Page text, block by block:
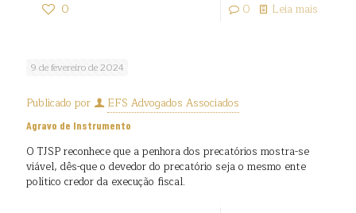
0 0 Leia mais
9 de fevereiro de 2024
Publicado por EFS Advogados Associados
Agravo de Instrumento
O TJSP reconhece que a penhora dos precatórios mostra-se
viável, dês-que o devedor do precatório seja o mesmo ente
político credor da execução fiscal.